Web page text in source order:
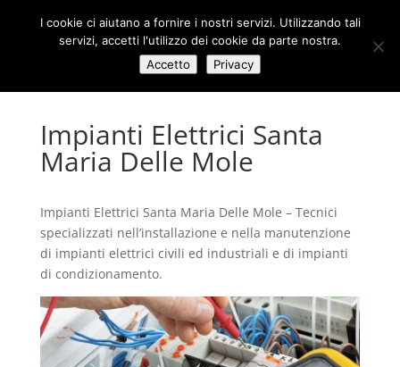
Impianti Elettrici Santa
Maria Delle Mole
Impianti Elettrici Santa Maria Delle Mole – Tecnici
specializzati nell’installazione e nella manutenzione
di impianti elettrici civili ed industriali e di impianti
di condizionamento.
I cookie ci aiutano a fornire i nostri servizi. Utilizzando tali
servizi, accetti l'utilizzo dei cookie da parte nostra.
Accetto
Privacy